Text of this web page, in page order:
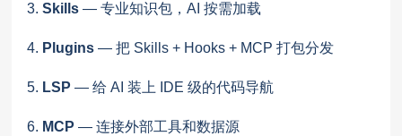
Skills — 专业知识包，AI 按需加载
Plugins — 把 Skills + Hooks + MCP 打包分发
LSP — 给 AI 装上 IDE 级的代码导航
MCP — 连接外部工具和数据源